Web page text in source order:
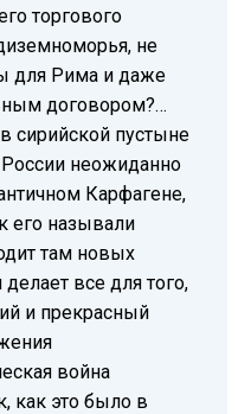
торгового
не
для Рима и даже
договором?…
сирийской пустыне
неожиданно
Карфагене,
его называли
там новых
все для того,
и прекрасный
война
как это было в